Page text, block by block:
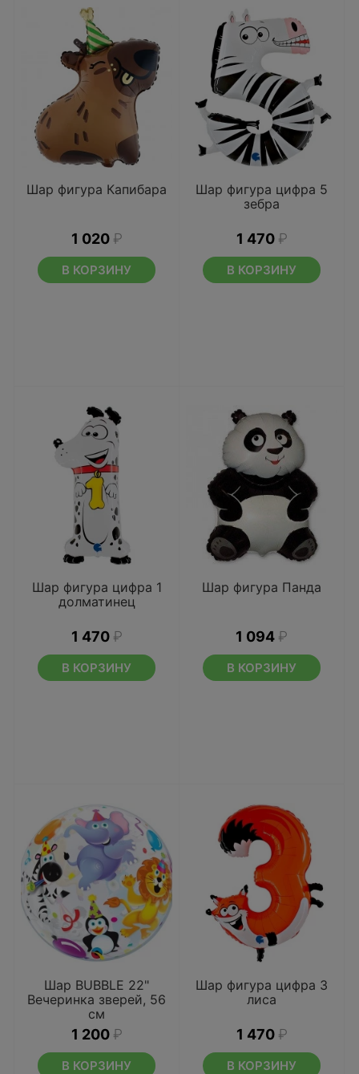
Шар фигура Капибара
1 020 ₽
В КОРЗИНУ
Шар фигура цифра 5
зебра
1 470 ₽
В КОРЗИНУ
Шар фигура цифра 1
долматинец
1 470 ₽
В КОРЗИНУ
Шар фигура Панда
1 094 ₽
В КОРЗИНУ
Шар BUBBLE 22"
Вечеринка зверей, 56
см
1 200 ₽
В КОРЗИНУ
Шар фигура цифра 3
лиса
1 470 ₽
В КОРЗИНУ